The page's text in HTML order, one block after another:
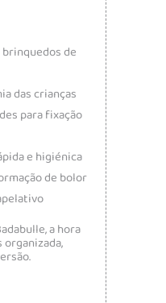
de
das crianças
para fixação
e higiénica
de bolor
a hora